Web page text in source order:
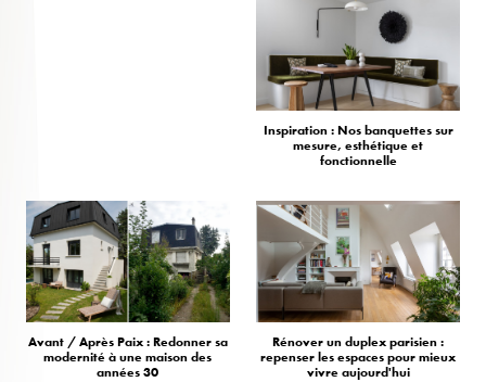
Inspiration : Nos banquettes sur
mesure, esthétique et
fonctionnelle
Avant / Après Paix : Redonner sa
modernité à une maison des
années 30
Rénover un duplex parisien :
repenser les espaces pour mieux
vivre aujourd'hui